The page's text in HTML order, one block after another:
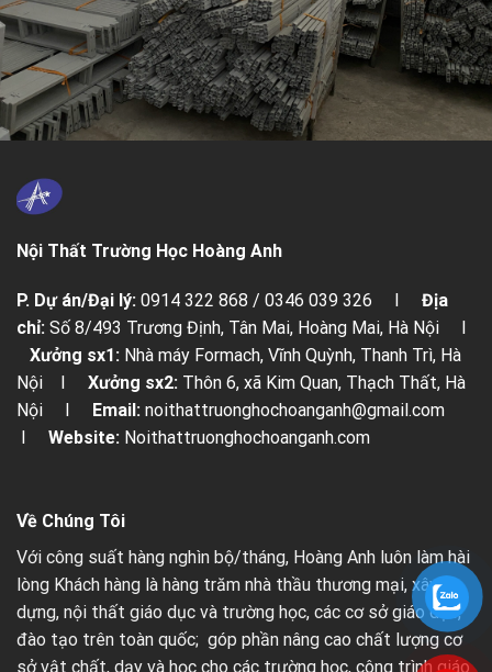
Nội Thất Trường Học Hoàng Anh
P. Dự án/Đại lý: 0914 322 868 / 0346 039 326 I Địa
chỉ: Số 8/493 Trương Định, Tân Mai, Hoàng Mai, Hà Nội I
Xưởng sx1: Nhà máy Formach, Vĩnh Quỳnh, Thanh Trì, Hà
Nội I Xưởng sx2: Thôn 6, xã Kim Quan, Thạch Thất, Hà
Nội I
Email: noithattruonghochoanganh@gmail.com
Website: Noithattruonghochoanganh.com
Về Chúng Tôi
Với công suất hàng nghìn bộ/tháng, Hoàng Anh luôn làm hài
lòng Khách hàng là hàng trăm nhà thầu thương mại, xây
dựng, nội thất giáo dục và trường học, các cơ sở giáo dục,
đào tạo trên toàn quốc; góp phần nâng cao chất lượng cơ
sở vật chất, dạy và học cho các trường học, công trình giáo